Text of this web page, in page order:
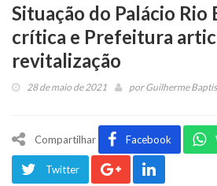
Situação do Palácio Rio
crítica e Prefeitura
revitalização
28 de maio de 2021 porGuilherme
Compartilhar Facebook
Twitter